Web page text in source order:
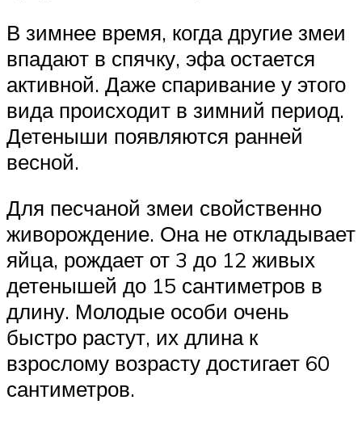
В зимнее время, когда другие змеи
впадают в спячку, эфа остается
активной. Даже спаривание у этого
вида происходит в зимний период.
Детеныши появляются ранней
весной.
Для песчаной змеи свойственно
живорождение. Она не откладывает
яйца, рождает от 3 до 12 живых
детенышей до 15 сантиметров в
длину. Молодые особи очень
быстро растут, их длина к
взрослому возрасту достигает 60
сантиметров.